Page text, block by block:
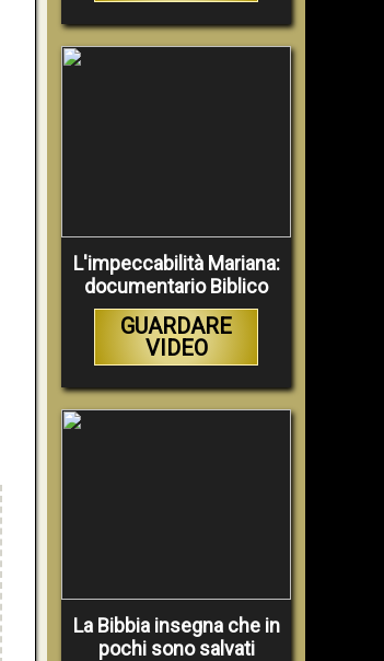
L'impeccabilità Mariana:
documentario Biblico
GUARDARE
VIDEO
La Bibbia insegna che in
pochi sono salvati